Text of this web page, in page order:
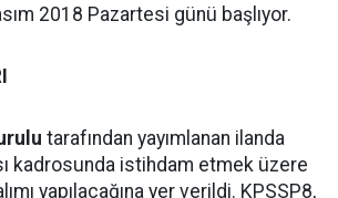
2018 Pazartesi günü başlıyor.
tarafından yayımlanan ilanda
kadrosunda istihdam etmek üzere
yapılacağına yer verildi. KPSSP8,